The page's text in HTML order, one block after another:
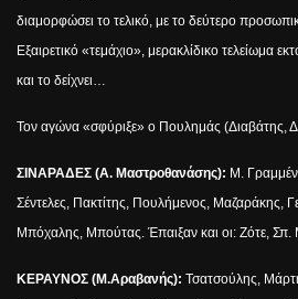
διαμορφώσει το τελικό, με το δεύτερο
Εξαιρετικό «τεμάχιο», μερακλίδικο τελείωμα
και το δείχνει…
Τον αγώνα «σφύριξε» ο Πουλημάς (Διαβάτης,
ΣΙΝΑΡΑΔΕΣ (Α. Μαστροθανάσης): Μ.
Σέντελες, Πακτίτης, Πουλήμενος, Μαζαράκης,
Μπόχαλης, Μπούτας. Έπαιξαν και οι: Ζότε,
ΚΕΡΑΥΝΟΣ (Μ.Αραβανής): Τσατσούλης,